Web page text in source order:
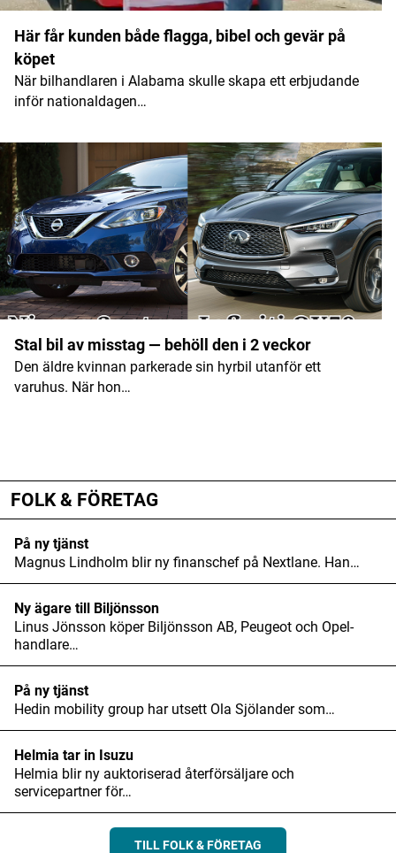
Här får kunden både flagga, bibel och gevär på
köpet
När bilhandlaren i Alabama skulle skapa ett erbjudande
inför nationaldagen…
Stal bil av misstag — behöll den i 2 veckor
Den äldre kvinnan parkerade sin hyrbil utanför ett
varuhus. När hon…
FOLK & FÖRETAG
På ny tjänst
Magnus Lindholm blir ny finanschef på Nextlane. Han…
Ny ägare till Biljönsson
Linus Jönsson köper Biljönsson AB, Peugeot och Opel-
handlare…
På ny tjänst
Hedin mobility group har utsett Ola Sjölander som…
Helmia tar in Isuzu
Helmia blir ny auktoriserad återförsäljare och
servicepartner för…
TILL FOLK & FÖRETAG